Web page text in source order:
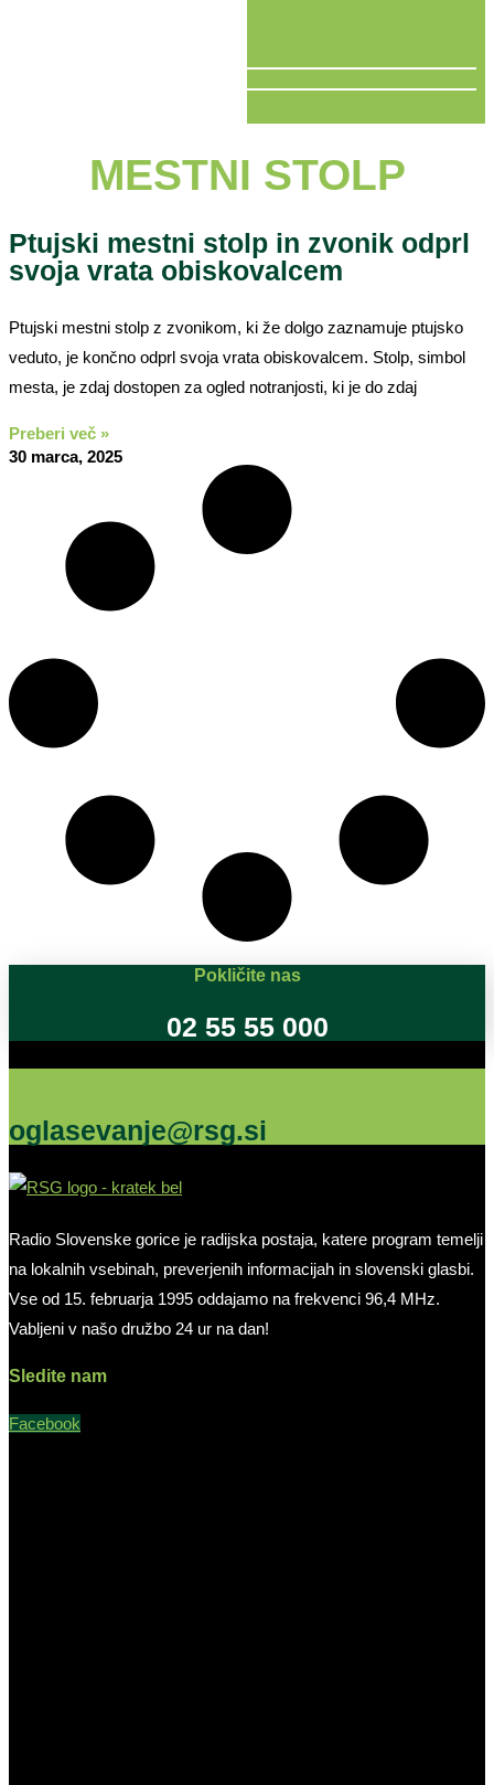
MESTNI STOLP
Ptujski mestni stolp in zvonik odprl
svoja vrata obiskovalcem
Ptujski mestni stolp z zvonikom, ki že dolgo zaznamuje ptujsko
veduto, je končno odprl svoja vrata obiskovalcem. Stolp, simbol
mesta, je zdaj dostopen za ogled notranjosti, ki je do zdaj
Preberi več »
30 marca, 2025
Pokličite nas
02 55 55 000
oglasevanje@rsg.si
Radio Slovenske gorice je radijska postaja, katere program temelji
na lokalnih vsebinah, preverjenih informacijah in slovenski glasbi.
Vse od 15. februarja 1995 oddajamo na frekvenci 96,4 MHz.
Vabljeni v našo družbo 24 ur na dan!
Sledite nam
Facebook